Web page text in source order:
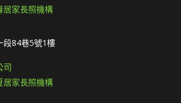
居家長照機構
段84巷5號1樓
司
居家長照機構